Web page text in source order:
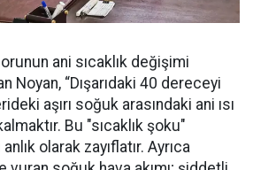
ani sıcaklık değişimi
Noyan, “Dışarıdaki 40 dereceyi
aşırı soğuk arasındaki ani ısı
Bu "sıcaklık şoku"
olarak zayıflatır. Ayrıca